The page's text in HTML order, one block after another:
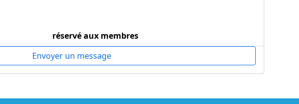
réservé aux membres
Envoyer un message